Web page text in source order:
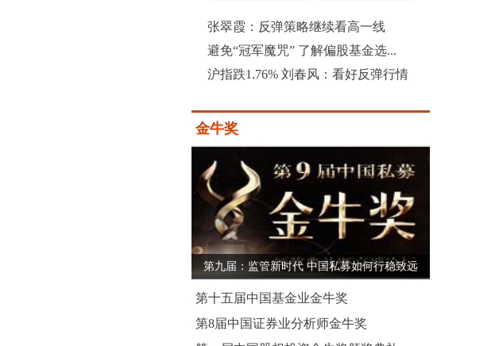
张翠霞：反弹策略继续看高一线
避免“冠军魔咒” 了解偏股基金选...
沪指跌1.76% 刘春风：看好反弹行情
金牛奖
第九届：监管新时代 中国私募如何行稳致远
第十五届中国基金业金牛奖
第8届中国证券业分析师金牛奖